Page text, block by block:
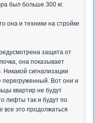
был больше 300 кг.
она и техники на стройке
защита от
она показывает
Никакой сигнализации
Вот они и
квартир не будут
лифты так и будут по
все это продолжаться